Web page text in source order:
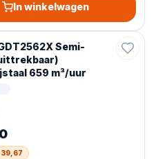
In winkelwagen
Semi-
659 m³/uur
39,67